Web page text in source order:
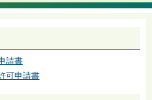
請書
可申請書